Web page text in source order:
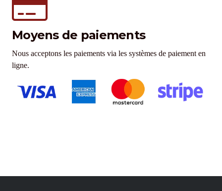
Moyens de paiements
Nous acceptons les paiements via les systèmes de paiement en
ligne.